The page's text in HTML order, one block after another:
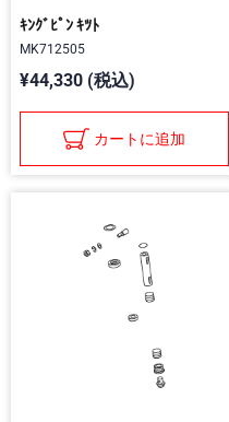
ｷﾝｸﾞﾋﾟﾝ ｷﾂﾄ
MK712505
¥44,330 (税込)
カートに追加